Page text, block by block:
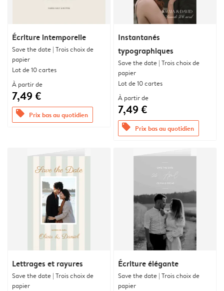
Écriture intemporelle
Save the date | Trois choix de
papier
Lot de 10 cartes
À partir de
7,49 €
offers Prix bas au quotidien
Instantanés
typographiques
Save the date | Trois choix de
papier
Lot de 10 cartes
À partir de
7,49 €
offers Prix bas au quotidien
Lettrages et rayures
Save the date | Trois choix de
papier
Écriture élégante
Save the date | Trois choix de
papier